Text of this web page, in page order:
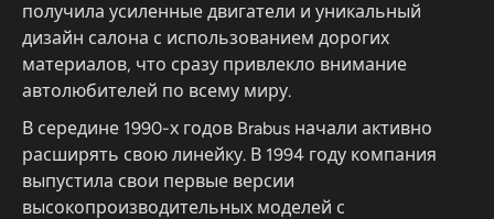
получила усиленные двигатели и уникальный
дизайн салона с использованием дорогих
материалов, что сразу привлекло внимание
автолюбителей по всему миру.
В середине 1990-х годов Brabus начали активно
расширять свою линейку. В 1994 году компания
выпустила свои первые версии
высокопроизводительных моделей с